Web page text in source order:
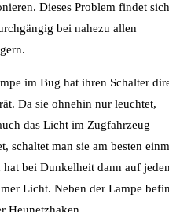
Dieses Problem findet sich
bei nahezu allen
im Bug hat ihren Schalter
Da sie ohnehin nur leuchtet,
das Licht im Zugfahrzeug
schaltet man sie am besten
hat bei Dunkelheit dann auf jeden
Licht. Neben der Lampe